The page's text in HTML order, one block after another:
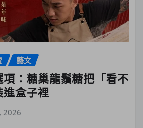
藝文
項：糖巢龍鬚糖把「看不
進盒子裡
2026